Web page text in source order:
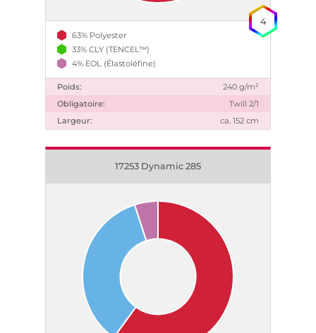
63% Polyester
33% CLY (TENCEL™)
4% EOL (Élastoléfine)
Poids:
240 g/m²
Obligatoire:
Twill 2/1
Largeur:
ca. 152 cm
4
17253 Dynamic 285